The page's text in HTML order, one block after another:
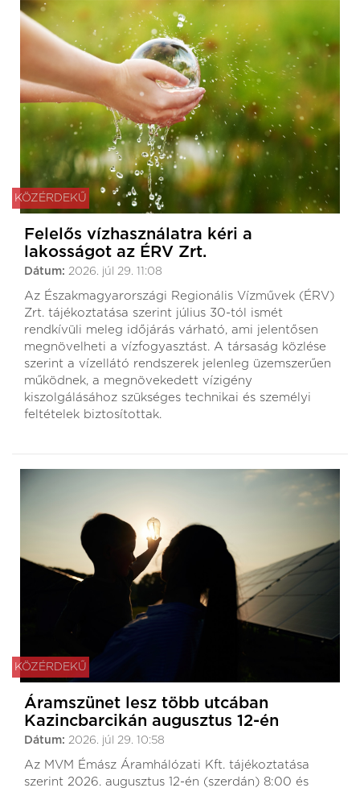
KÖZÉRDEKŰ
Felelős vízhasználatra kéri a
lakosságot az ÉRV Zrt.
Dátum: 2026. júl 29. 11:08
Az Északmagyarországi Regionális Vízművek (ÉRV)
Zrt. tájékoztatása szerint július 30-tól ismét
rendkívüli meleg időjárás várható, ami jelentősen
megnövelheti a vízfogyasztást. A társaság közlése
szerint a vízellátó rendszerek jelenleg üzemszerűen
működnek, a megnövekedett vízigény
kiszolgálásához szükséges technikai és személyi
feltételek biztosítottak.
KÖZÉRDEKŰ
Áramszünet lesz több utcában
Kazincbarcikán augusztus 12-én
Dátum: 2026. júl 29. 10:58
Az MVM Émász Áramhálózati Kft. tájékoztatása
szerint 2026. augusztus 12-én (szerdán) 8:00 és